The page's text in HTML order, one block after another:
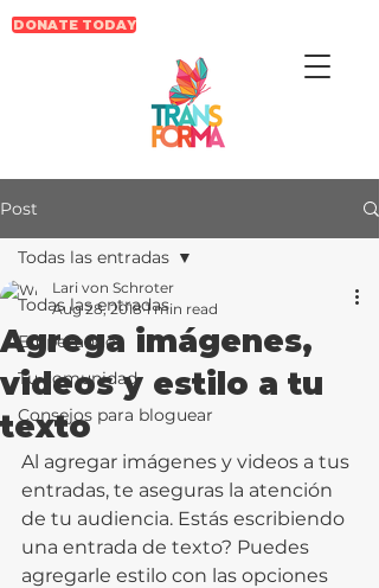
DONATE TODAY
Post
Todas las entradas
Empezando
Tu comunidad
Consejos para bloguear
Todas las entradas
Agrega imágenes,
videos y estilo a tu
texto
Lari von Schroter
Aug 28, 2018 1 min read
Al agregar imágenes y videos a tus
entradas, te aseguras la atención
de tu audiencia. Estás escribiendo
una entrada de texto? Puedes
agregarle estilo con las opciones